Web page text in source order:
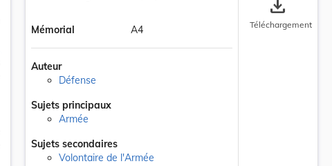
Mémorial A4
Auteur
Défense
Sujets principaux
Armée
Sujets secondaires
Volontaire de l'Armée
save_alt
Téléchargement